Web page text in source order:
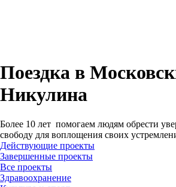
Поездка в
Никулина
Более 10 лет помогаем людям обрести
свободу для воплощения своих
Действующие проекты
Завершенные проекты